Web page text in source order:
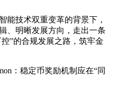
能技术双重变革的背景下，
、明晰发展方向，走出一条
”的合规发展之路，筑牢金
：稳定币奖励机制应在“同